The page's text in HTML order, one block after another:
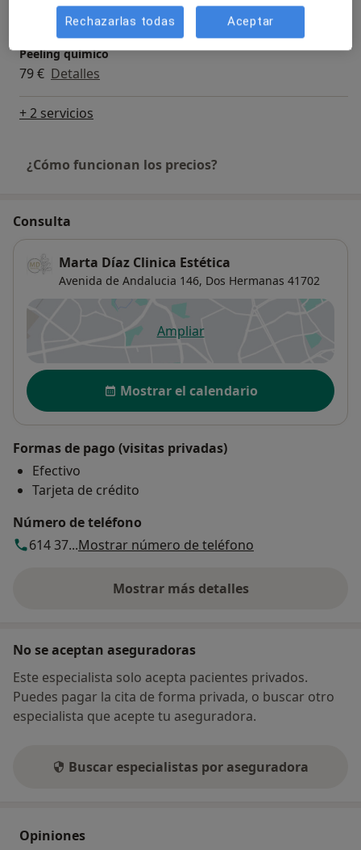
Detalles
Peeling químico
79 € Detalles
+ 2 servicios
¿Cómo funcionan los precios?
Consulta
Marta Díaz Clinica Estética
Avenida de Andalucia 146, Dos Hermanas 41702
Ampliarse abre en una nueva
Disponibilidad
Mostrar el calendario
Formas de pago (visitas privadas)
Efectivo
Tarjeta de crédito
Número de teléfono
614 37...Mostrar número de teléfono
Mostrar más detalles
sobre la dirección
No se aceptan aseguradoras
Este especialista solo acepta pacientes privados.
Puedes pagar la cita de forma privada, o buscar otro
especialista que acepte tu aseguradora.
Buscar especialistas por aseguradora
Opiniones
Rechazarlas todas Aceptar